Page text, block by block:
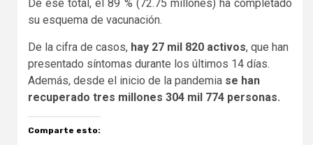
De ese total, el 89 % (72.75 millones) ha completado
su esquema de vacunación.
De la cifra de casos, hay 27 mil 820 activos, que han
presentado síntomas durante los últimos 14 días.
Además, desde el inicio de la pandemia se han
recuperado tres millones 304 mil 774 personas.
Comparte esto: